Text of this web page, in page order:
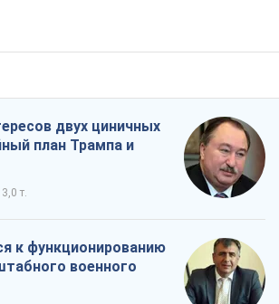
двух циничных
план Трампа и
3,0 т.
к функционированию
военного